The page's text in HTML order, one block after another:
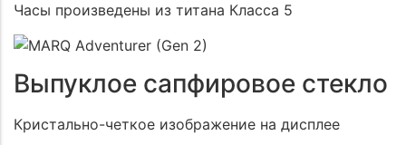
Часы произведены из титана Класса 5
Выпуклое сапфировое стекло
Кристально-четкое изображение на дисплее